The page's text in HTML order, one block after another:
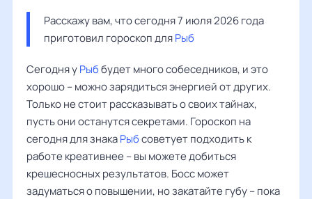
Расскажу вам, что сегодня 7 июля 2026 года
приготовил гороскоп для Рыб
Сегодня уРыббудет много собеседников, и это
хорошо – можно зарядиться энергией от других.
Только не стоит рассказывать о своих тайнах,
пусть они останутся секретами. Гороскоп на
сегодня для знакаРыбсоветует подходить к
работе креативнее – вы можете добиться
крешесносных результатов. Босс может
задуматься о повышении, но закатайте губу – пока